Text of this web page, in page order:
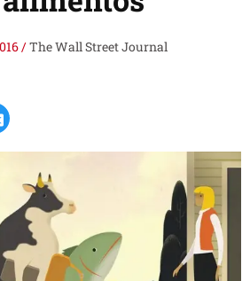
/The Wall Street Journal